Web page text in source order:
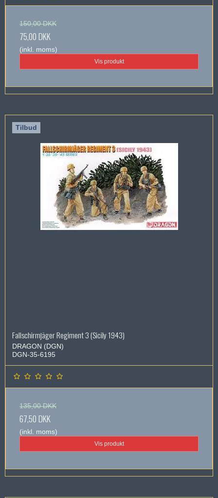
150,00 DKK
75,00 DKK
(inkl. moms)
Vis produkt
Tilbud
Fallschirmjäger Regiment 3 (Sicily 1943)
DRAGON (DGN)
DGN-35-6195
135,00 DKK
67,50 DKK
(inkl. moms)
Vis produkt